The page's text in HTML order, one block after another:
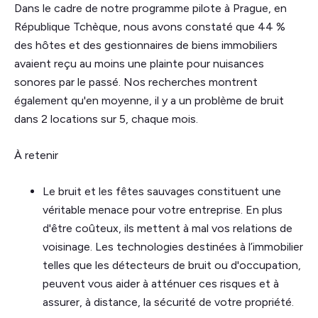
Dans le cadre de notre programme pilote à Prague, en
République Tchèque, nous avons constaté que 44 %
des hôtes et des gestionnaires de biens immobiliers
avaient reçu au moins une plainte pour nuisances
sonores par le passé. Nos recherches montrent
également qu'en moyenne, il y a un problème de bruit
dans 2 locations sur 5, chaque mois.
À retenir
Le bruit et les fêtes sauvages constituent une
véritable menace pour votre entreprise. En plus
d'être coûteux, ils mettent à mal vos relations de
voisinage. Les technologies destinées à l’immobilier
telles que les détecteurs de bruit ou d'occupation,
peuvent vous aider à atténuer ces risques et à
assurer, à distance, la sécurité de votre propriété.